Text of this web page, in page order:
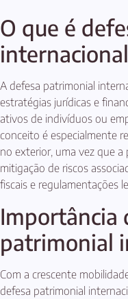
O que é
internacional
A defesa patrimonial
estratégias jurídicas e
ativos de indivíduos ou
conceito é especialmente
no exterior, uma vez que
mitigação de riscos
fiscais e regulamentações
Importância
patrimonial
Com a crescente
defesa patrimonial